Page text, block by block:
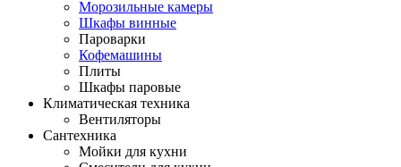
Морозильные камеры
Шкафы винные
Пароварки
Кофемашины
Плиты
Шкафы паровые
Климатическая техника
Вентиляторы
Сантехника
Мойки для кухни